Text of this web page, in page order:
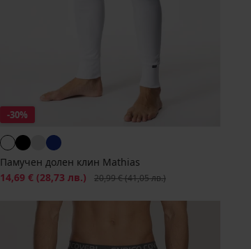
-30%
Памучен долен клин Mathias
Намаление
14,69 € (28,73 лв.) Първоначална цена
20,99 €(41,05 лв.)